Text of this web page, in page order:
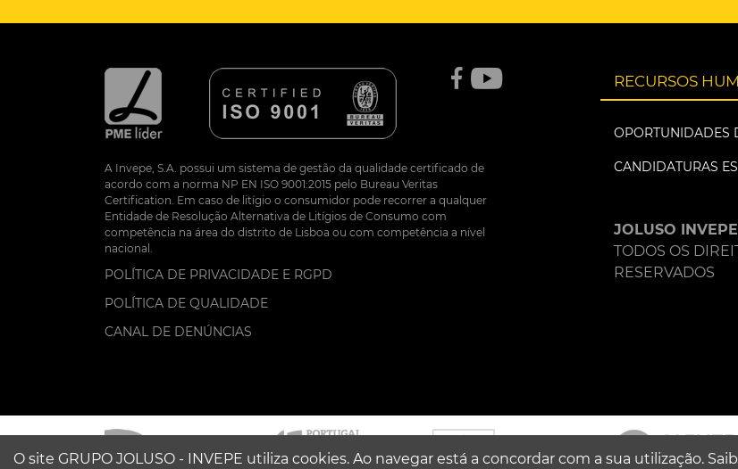
A Invepe, S.A. possui um sistema de gestão da qualidade certificado de
acordo com a norma NP EN ISO 9001:2015 pelo Bureau Veritas
Certification. Em caso de litígio o consumidor pode recorrer a qualquer
Entidade de Resolução Alternativa de Litígios de Consumo com
competência na área do distrito de Lisboa ou com competência a nível
nacional.
POLÍTICA DE PRIVACIDADE E RGPD
POLÍTICA DE QUALIDADE
CANAL DE DENÚNCIAS
RECURSOS
OPORTUNIDADES
CANDIDATURAS
JOLUSO INVEPE
TODOS OS
RESERVADOS
O site GRUPO JOLUSO - INVEPE utiliza cookies. Ao navegar está a concordar com a sua utilização.